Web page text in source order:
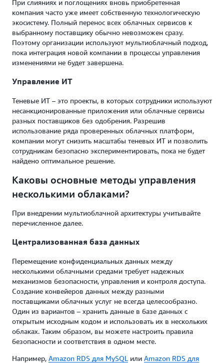
При слияниях и поглощениях вновь приобретенная
компания часто уже имеет собственную технологическую
экосистему. Полный перенос всех облачных сервисов к
выбранному поставщику обычно невозможен сразу.
Поэтому организации используют мультиоблачный подход,
пока интеграция новой компании в процессы управления
изменениями не будет завершена.
Управление ИТ
Теневые ИТ – это проекты, в которых сотрудники используют
несанкционированные приложения или облачные сервисы
разных поставщиков без одобрения. Разрешив
использование ряда проверенных облачных платформ,
компании могут снизить масштабы теневых ИТ и позволить
сотрудникам безопасно экспериментировать, пока не будет
найдено оптимальное решение.
Каковы основные методы управления
несколькими облаками?
При внедрении мультиоблачной архитектуры учитывайте
перечисленное далее.
Централизованная база данных
Перемещение конфиденциальных данных между
несколькими облачными средами требует надежных
механизмов безопасности, управления и контроля доступа.
Создание конвейеров данных между разными
поставщиками облачных услуг не всегда целесообразно.
Один из вариантов – хранить данные в базе данных с
открытым исходным кодом и использовать их в нескольких
облаках. Таким образом, вы можете настроить правила
безопасности и соответствия в одном месте.
Например, Amazon RDS для MySQL или Amazon RDS для